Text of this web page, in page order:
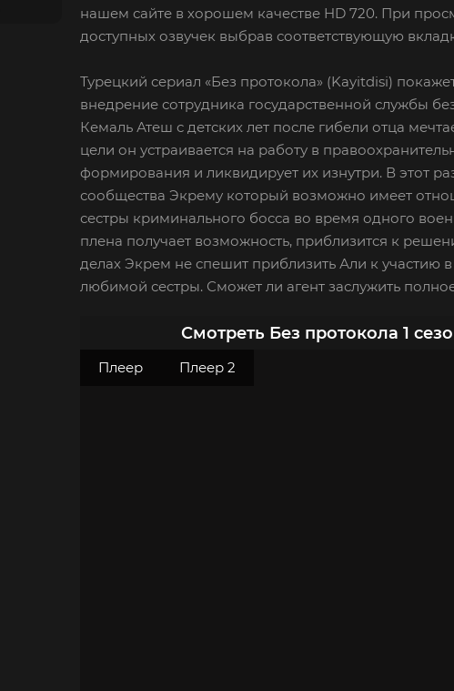
нашем сайте в хорошем качестве HD 720. При
доступных озвучек выбрав соответствующую
Турецкий сериал «Без протокола» (Kayitdisi)
внедрение сотрудника государственной службы
Кемаль Атеш с детских лет после гибели отца
цели он устраивается на работу в
формирования и ликвидирует их изнутри. В этот
сообщества Экрему который возможно имеет
сестры криминального босса во время одного
плена получает возможность, приблизится к
делах Экрем не спешит приблизить Али к участию
любимой сестры. Сможет ли агент заслужить
Смотреть Без протокола 1
Плеер Плеер 2